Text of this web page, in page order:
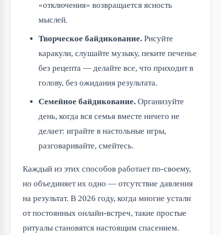
«отключения» возвращается ясность
мыслей.
Творческое байдикование. Рисуйте
каракули, слушайте музыку, пеките печенье
без рецепта — делайте все, что приходит в
голову, без ожидания результата.
Семейное байдикование. Организуйте
день, когда вся семья вместе ничего не
делает: играйте в настольные игры,
разговаривайте, смейтесь.
Каждый из этих способов работает по-своему,
но объединяет их одно — отсутствие давления
на результат. В 2026 году, когда многие устали
от постоянных онлайн-встреч, такие простые
ритуалы становятся настоящим спасением.